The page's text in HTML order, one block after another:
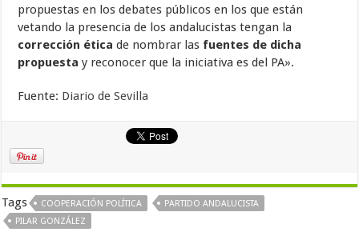
propuestas en los debates públicos en los que están
vetando la presencia de los andalucistas tengan la
corrección ética de nombrar las fuentes de dicha
propuestay reconocer que la iniciativa es del PA».
Fuente: Diario de Sevilla
Tags COOPERACIÓN POLÍTICA
PARTIDO ANDALUCISTA
PILAR GONZÁLEZ